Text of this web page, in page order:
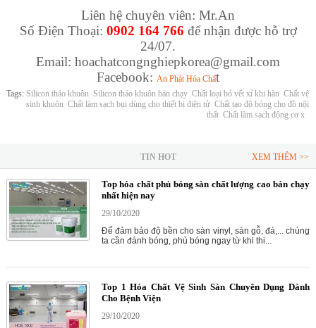
Liên hệ chuyên viên: Mr.An
Số Điện Thoại: 0902 164 766 để nhận được hỗ trợ
24/07.
Email: hoachatcongnghiepkorea@gmail.com
Facebook: An Phát Hóa Chất
Tags: Silicon tháo khuôn Silicon tháo khuôn bán chạy Chất loại bỏ vết xỉ khi hàn Chất vệ
sinh khuôn Chất làm sạch bụi dùng cho thiết bị điện tử Chất tạo độ bóng cho đồ nội
thất Chất làm sạch động cơ x
TIN HOT XEM THÊM >>
Top hóa chất phủ bóng sàn chất lượng cao bán chạy
nhất hiện nay
29/10/2020
Để đảm bảo độ bền cho sàn vinyl, sàn gỗ, đá,... chúng
ta cần đánh bóng, phủ bóng ngay từ khi thi...
Top 1 Hóa Chất Vệ Sinh Sàn Chuyên Dụng Dành
Cho Bệnh Viện
29/10/2020